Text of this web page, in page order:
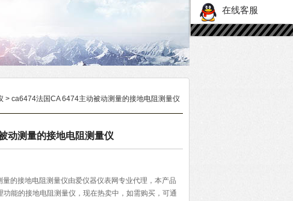
> ca6474法国CA 6474主动被动测量的接地电阻测量仪
动测量的接地电阻测量仪
的接地电阻测量仪由爱仪器仪表网专业代理，本产品
功能的接地电阻测量仪，现在热卖中，如需购买，可通
在线客服